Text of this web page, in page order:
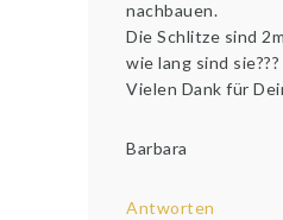
nachbauen.
Die Schlitze sind
wie lang sind sie???
Vielen Dank für
Barbara
Antworten